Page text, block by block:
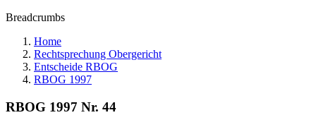
Breadcrumbs
Home
Rechtsprechung Obergericht
Entscheide RBOG
RBOG 1997
RBOG 1997 Nr. 44